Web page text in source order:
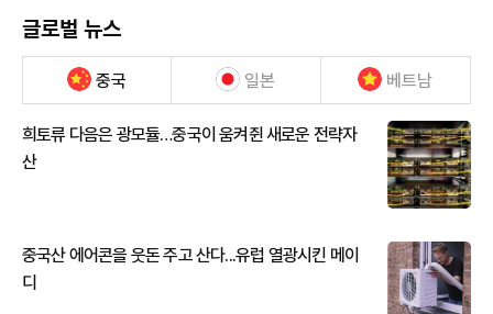
글로벌 뉴스
중국 일본 베트남
희토류 다음은 광모듈…중국이 움켜쥔 새로운 전략자
산
중국산 에어콘을 웃돈 주고 산다...유럽 열광시킨 메이
디